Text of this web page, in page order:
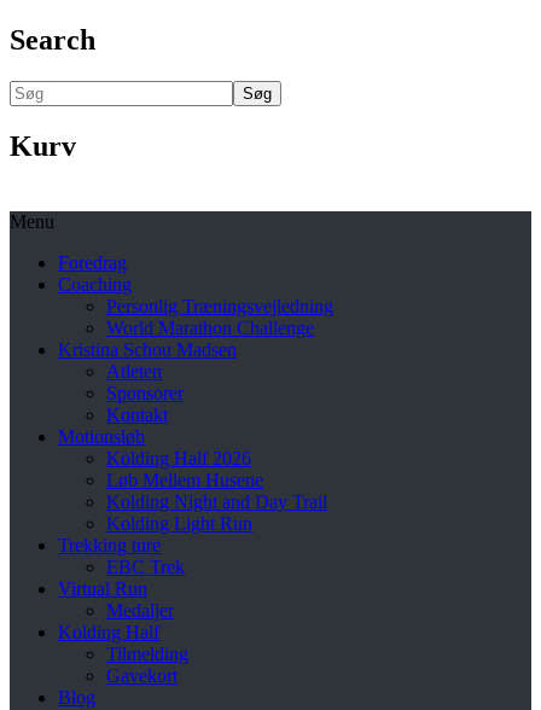
Search
Søg
Kurv
Menu
Foredrag
Coaching
Personlig Træningsvejledning
World Marathon Challenge
Kristina Schou Madsen
Atleten
Sponsorer
Kontakt
Motionsløb
Kolding Half 2026
Løb Mellem Husene
Kolding Night and Day Trail
Kolding Light Run
Trekking ture
EBC Trek
Virtual Run
Medaljer
Kolding Half
Tilmelding
Gavekort
Blog